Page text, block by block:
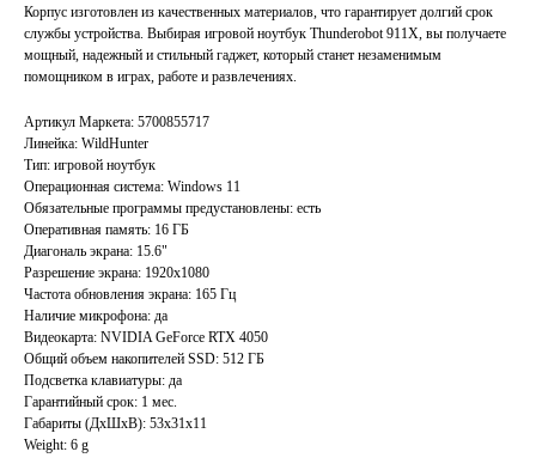
Корпус изготовлен из качественных материалов, что гарантирует долгий срок
службы устройства. Выбирая игровой ноутбук Thunderobot 911X, вы получаете
мощный, надежный и стильный гаджет, который станет незаменимым
помощником в играх, работе и развлечениях.
Артикул Маркета: 5700855717
Линейка: WildHunter
Тип: игровой ноутбук
Операционная система: Windows 11
Обязательные программы предустановлены: есть
Оперативная память: 16 ГБ
Диагональ экрана: 15.6"
Разрешение экрана: 1920x1080
Частота обновления экрана: 165 Гц
Наличие микрофона: да
Видеокарта: NVIDIA GeForce RTX 4050
Общий объем накопителей SSD: 512 ГБ
Подсветка клавиатуры: да
Гарантийный срок: 1 мес.
Габариты (ДхШхВ): 53x31x11
Weight: 6 g
Политика конфиденциальности
Согласие на обработку персональных данных
ИП Хайруллин Ильдар Тагирович
ОГРНИП 324774600152309
Главная
Акции
Контакты
Преимущества
Отзывы
Каталог
Ноутбуки бу
Игровые ноутбуки бу
Ноутбуки для работы бу
Ноутбуки для учебы бу